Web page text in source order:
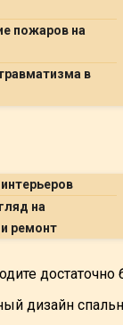
пожаров на
в
на
ремонт
дизайн